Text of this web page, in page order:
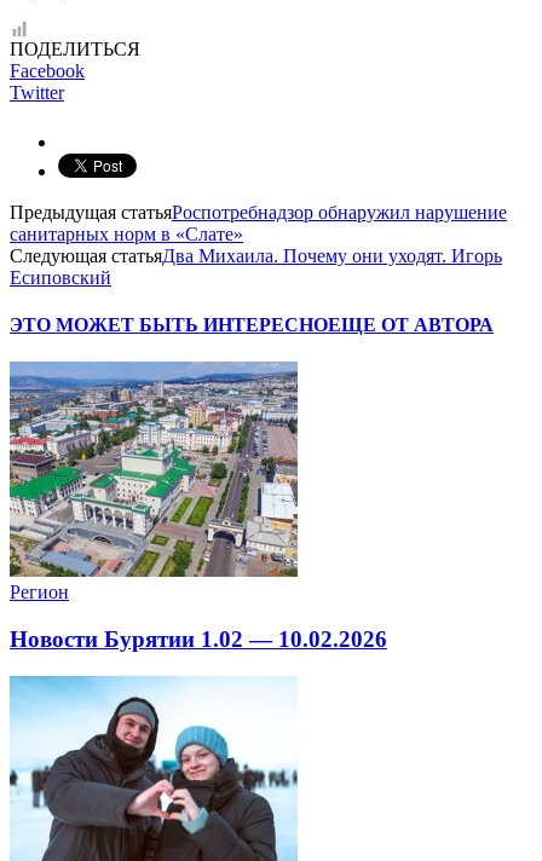
ПОДЕЛИТЬСЯ
Facebook
Twitter
Предыдущая статьяРоспотребнадзор обнаружил нарушение
санитарных норм в «Слате»
Следующая статьяДва Михаила. Почему они уходят. Игорь
Есиповский
ЭТО МОЖЕТ БЫТЬ ИНТЕРЕСНОЕЩЕ ОТ АВТОРА
Регион
Новости Бурятии 1.02 — 10.02.2026